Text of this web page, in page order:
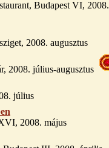
Budapest VI, 2008.
2008. augusztus
2008. július-augusztus
július
2008. május